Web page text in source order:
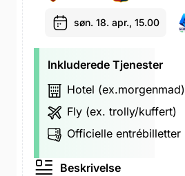
søn. 18. apr., 15.00
Inkluderede Tjenester
Hotel (ex.morgenmad)
Fly (ex. trolly/kuffert)
Officielle entrébilletter
Beskrivelse